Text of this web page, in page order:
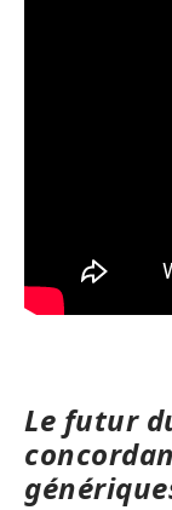
Le futur